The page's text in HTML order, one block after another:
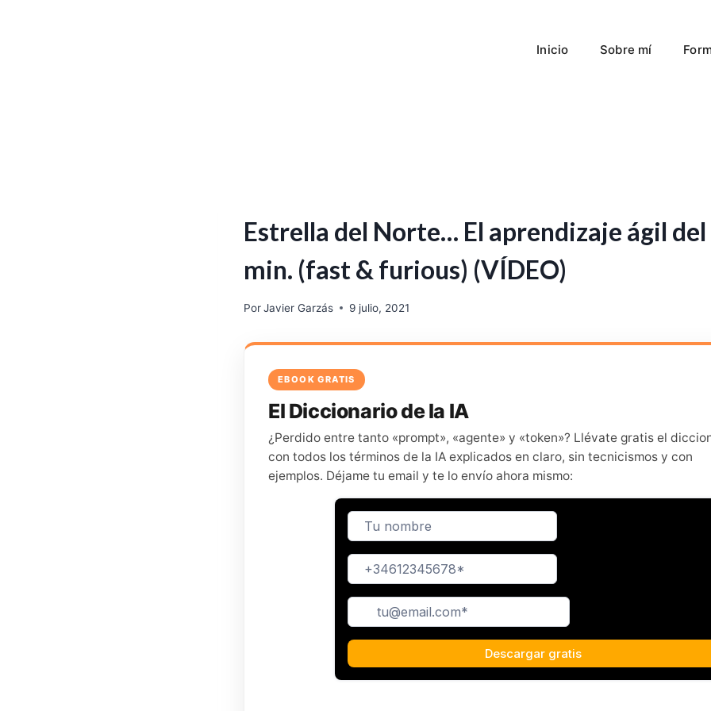
Inicio Sobre mí
Estrella del Norte… El aprendizaje ágil del
min. (fast & furious) (VÍDEO)
PorJavier Garzás 9 julio, 2021
EBOOK GRATIS
El Diccionario de la IA
¿Perdido entre tanto «prompt», «agente» y «token»? Llévate gratis el
con todos los términos de la IA explicados en claro, sin tecnicismos y con
ejemplos. Déjame tu email y te lo envío ahora mismo: